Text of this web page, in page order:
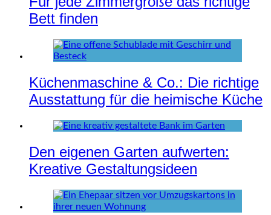
Bett finden
Küchenmaschine & Co.: Die richtige
Ausstattung für die heimische Küche
Den eigenen Garten aufwerten:
Kreative Gestaltungsideen